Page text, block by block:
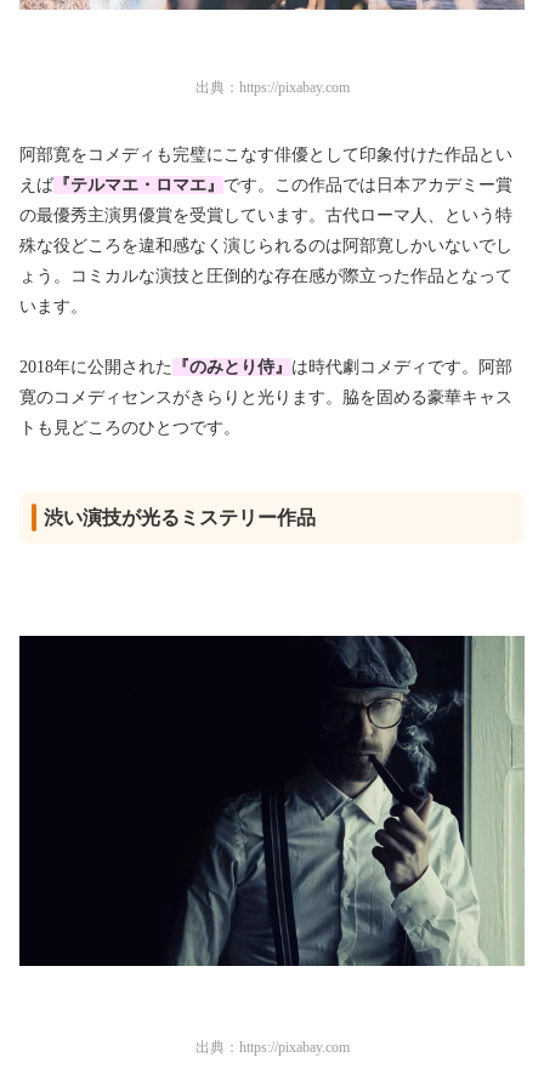
出典： https://pixabay.com
阿部寛をコメディも完璧にこなす俳優として印象付けた作品とい
えば 『テルマエ・ロマエ』 です。この作品では日本アカデミー賞
の最優秀主演男優賞を受賞しています。古代ローマ人、という特
殊な役どころを違和感なく演じられるのは阿部寛しかいないでし
ょう。コミカルな演技と圧倒的な存在感が際立った作品となって
います。
2018年に公開された 『のみとり侍』 は時代劇コメディです。阿部
寛のコメディセンスがきらりと光ります。脇を固める豪華キャス
トも見どころのひとつです。
渋い演技が光るミステリー作品
出典： https://pixabay.com